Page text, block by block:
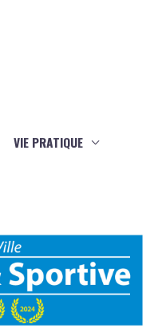
VIE PRATIQUE